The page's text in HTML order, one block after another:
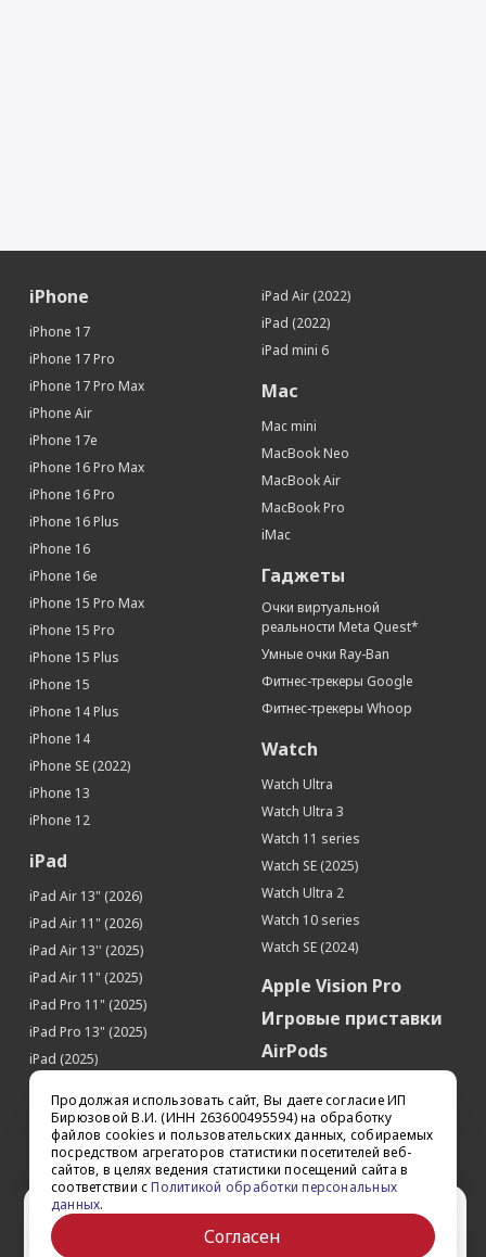
Продолжая использовать сайт, Вы даете согласие ИП
Бирюзовой В.И. (ИНН 263600495594) на обработку
файлов cookies и пользовательских данных, собираемых
посредством агрегаторов статистики посетителей веб-
сайтов, в целях ведения статистики посещений сайта в
соответствии сПолитикой обработки персональных
данных.
Согласен
Ваш город Ставрополь?
iPhone
iPhone 17
iPhone 17 Pro
iPhone 17 Pro Max
iPhone Air
iPhone 17e
iPhone 16 Pro Max
iPhone 16 Pro
iPhone 16 Plus
iPhone 16
iPhone 16e
iPhone 15 Pro Max
iPhone 15 Pro
iPhone 15 Plus
iPhone 15
iPhone 14 Plus
iPhone 14
iPhone SE (2022)
iPhone 13
iPhone 12
iPad
iPad Air 13" (2026)
iPad Air 11" (2026)
iPad Air 13'' (2025)
iPad Air 11" (2025)
iPad Pro 11" (2025)
iPad Pro 13" (2025)
iPad (2025)
iPad Pro 13'' (2024)
iPad Pro 11'' (2024)
iPad Air 13'' (2024)
iPad Air 11" (2024)
iPad mini 7
iPad Pro 12.9'' (2022)
iPad Pro 11'' (2022)
iPad Air (2022)
iPad (2022)
iPad mini 6
Mac
Mac mini
MacBook Neo
MacBook Air
MacBook Pro
iMac
Гаджеты
Очки виртуальной
реальности Meta Quest*
Умные очки Ray-Ban
Фитнес-трекеры Google
Фитнес-трекеры Whoop
Watch
Watch Ultra
Watch Ultra 3
Watch 11 series
Watch SE (2025)
Watch Ultra 2
Watch 10 series
Watch SE (2024)
Apple Vision Pro
Игровые приставки
AirPods
Квадрокоптеры
Apple TV
Dyson
Сертификаты